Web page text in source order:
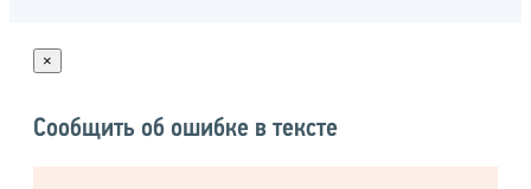
×
Сообщить об ошибке в тексте